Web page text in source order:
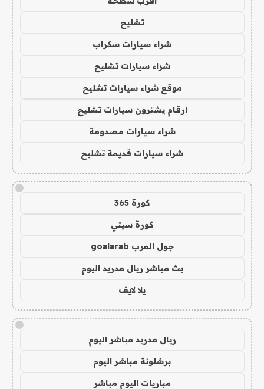
تشليح
شراء سيارات سكراب
شراء سيارات تشليح
موقع شراء سيارات تشليح
ارقام يشترون سيارات تشليح
شراء سيارات مصدومة
شراء سيارات قديمة تشليح
!
كورة 365
كورة سيتي
جول العرب goalarab
بث مباشر ريال مدريد اليوم
يلا لايف
!
ريال مدريد مباشر اليوم
برشلونة مباشر اليوم
مباريات اليوم مباشر